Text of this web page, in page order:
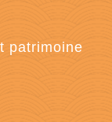
patrimoine